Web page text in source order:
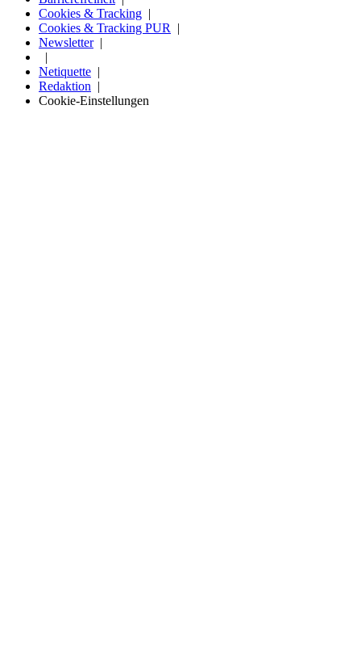
Cookies & Tracking
Cookies & Tracking PUR
Newsletter
Netiquette
Redaktion
Cookie-Einstellungen